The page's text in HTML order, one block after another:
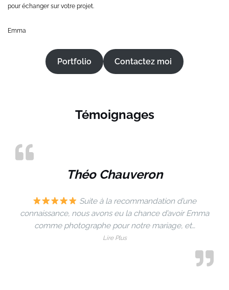
pour échanger sur votre projet.
Emma
Portfolio Contactez moi
Témoignages
Théo Chauveron
Suite à la recommandation d’une
connaissance, nous avons eu la chance d’avoir Emma
comme photographe pour notre mariage, et…
Lire Plus